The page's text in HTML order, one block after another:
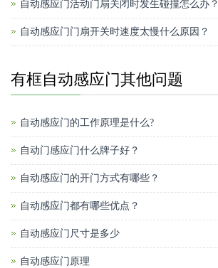
自动感应门活动门扇关闭时发生碰撞怎么办？
自动感应门门扇开关时速度太慢什么原因？
有框自动感应门其他问题
自动感应门的工作原理是什么?
自动门感应门什么牌子好？
自动感应门的开门方式有哪些？
自动感应门都有哪些优点？
自动感应门尺寸是多少
自动感应门原理